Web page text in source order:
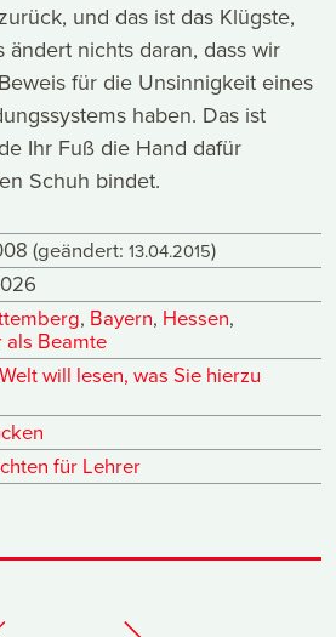
und das ist das Klügste,
ändert nichts daran, dass wir
für die Unsinnigkeit eines
haben. Das ist
Ihr Fuß die Hand dafür
Schuh bindet.
(geändert: 13.04.2015)
, Bayern, Hessen,
als Beamte
will lesen, was Sie hierzu
für Lehrer